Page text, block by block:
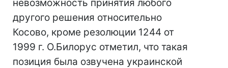
невозможность принятия любого
другого решения относительно
Косово, кроме резолюции 1244 от
1999 г. О.Билорус отметил, что такая
позиция была озвучена украинской